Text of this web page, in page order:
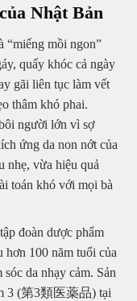
Nhật Bản
“miếng mồi ngon”
quấy khóc cả ngày
gãi liên tục làm vết
thâm khó phai.
người lớn vì sợ
ứng da non nớt của
nhẹ, vừa hiệu quả
toán khó với mọi bà
đoàn dược phẩm
hơn 100 năm tuổi của
da nhạy cảm. Sản
3 (第3類医薬品) tại